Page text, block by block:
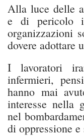
Alla luce delle
e di pericolo
organizzazioni
dovere adottare
I lavoratori
infermieri,
hanno mai
interesse nella
nel
di oppressione